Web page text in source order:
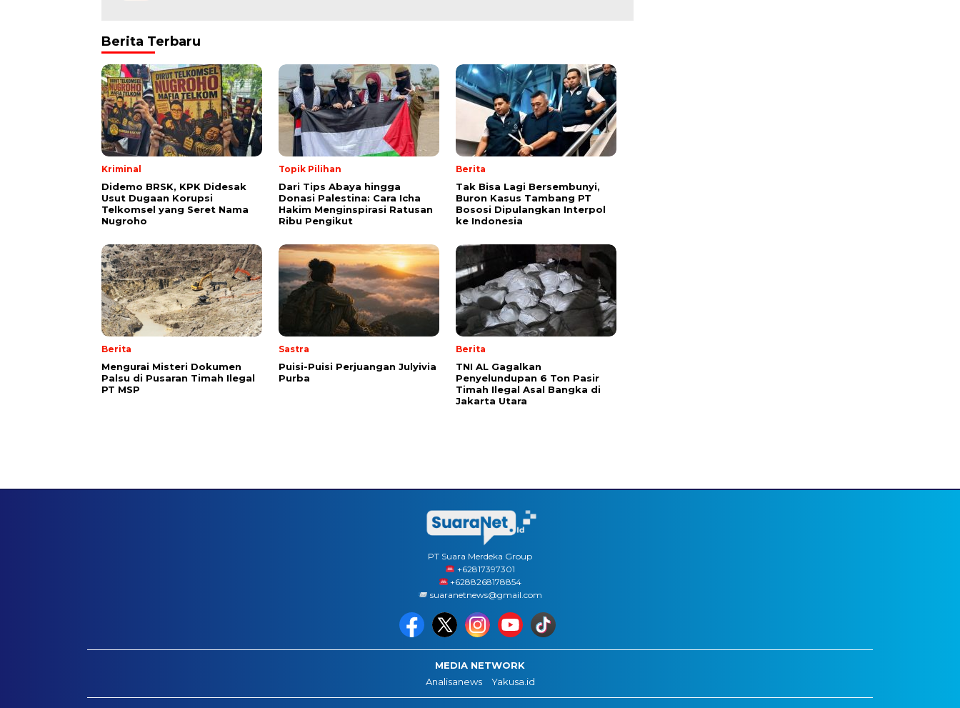
Berita Terbaru
Kriminal
Didemo BRSK, KPK Didesak
Usut Dugaan Korupsi
Telkomsel yang Seret Nama
Nugroho
Topik Pilihan
Dari Tips Abaya hingga
Donasi Palestina: Cara Icha
Hakim Menginspirasi Ratusan
Ribu Pengikut
Berita
Tak Bisa Lagi Bersembunyi,
Buron Kasus Tambang PT
Bososi Dipulangkan Interpol
ke Indonesia
Berita
Mengurai Misteri Dokumen
Palsu di Pusaran Timah Ilegal
PT MSP
Sastra
Puisi-Puisi Perjuangan Julyivia
Purba
Berita
TNI AL Gagalkan
Penyelundupan 6 Ton Pasir
Timah Ilegal Asal Bangka di
Jakarta Utara
PT Suara Merdeka Group
‪+62817397301
+6288268178854
suaranetnews@gmail.com
MEDIA NETWORK
Analisanews
Yakusa.id